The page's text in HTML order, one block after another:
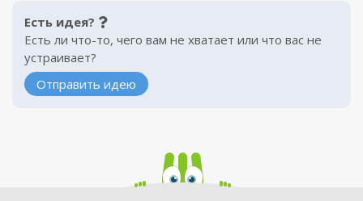
Есть идея?
Есть ли что-то, чего вам не хватает или что вас не
устраивает?
Отправить идею